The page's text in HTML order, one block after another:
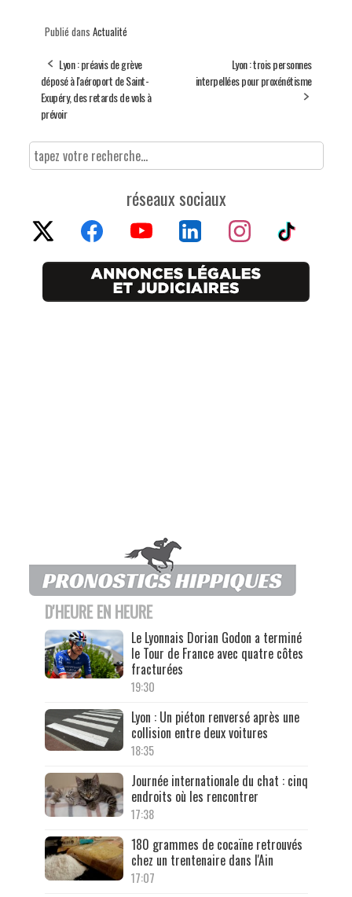
Publié dans Actualité
Lyon : préavis de grève
déposé à l'aéroport de Saint-
Exupéry, des retards de vols à
prévoir
Lyon : trois personnes
interpellées pour proxénétisme
réseaux sociaux
D'HEURE EN HEURE
Le Lyonnais Dorian Godon a terminé
le Tour de France avec quatre côtes
fracturées
19:30
Lyon : Un piéton renversé après une
collision entre deux voitures
18:35
Journée internationale du chat : cinq
endroits où les rencontrer
17:38
180 grammes de cocaïne retrouvés
chez un trentenaire dans l'Ain
17:07